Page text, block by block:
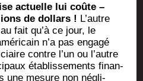
actuelle lui coûte –
de dol­lars ! L’autre
fait qu’à ce jour, le
n’a pas enga­gé
contre l’un ou l’autre
éta­blis­se­ments finan­
une mesure non négli­